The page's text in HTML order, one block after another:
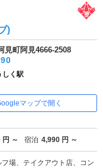
)
見町阿見4666-2508
しく駅
マップで開く
～ 宿泊 4,990 円 ～
場、テイクアウト店、コン